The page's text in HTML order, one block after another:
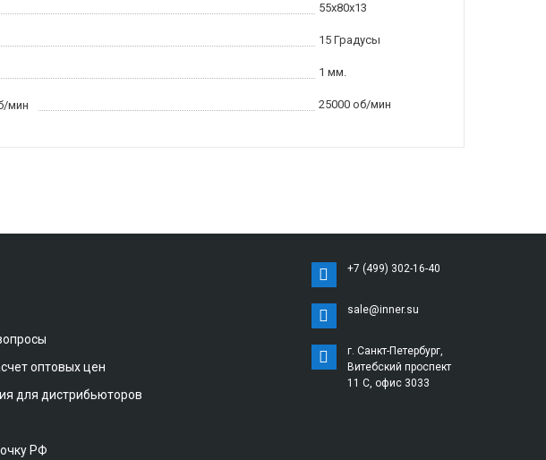
55x80x13
15 Градусы
1 мм.
мин 25000 об/мин
оптовых цен
для дистрибьюторов
РФ
+7 (499) 302-16-40
sale@inner.su
г. Санкт-Петербург,
Витебский проспект
11 С, офис 3033